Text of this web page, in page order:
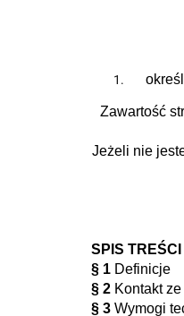
Zawartość
Jeżeli nie
SPIS TREŚCI
§ 1 Definicje
§ 2 Kontakt
§ 3 Wymogi